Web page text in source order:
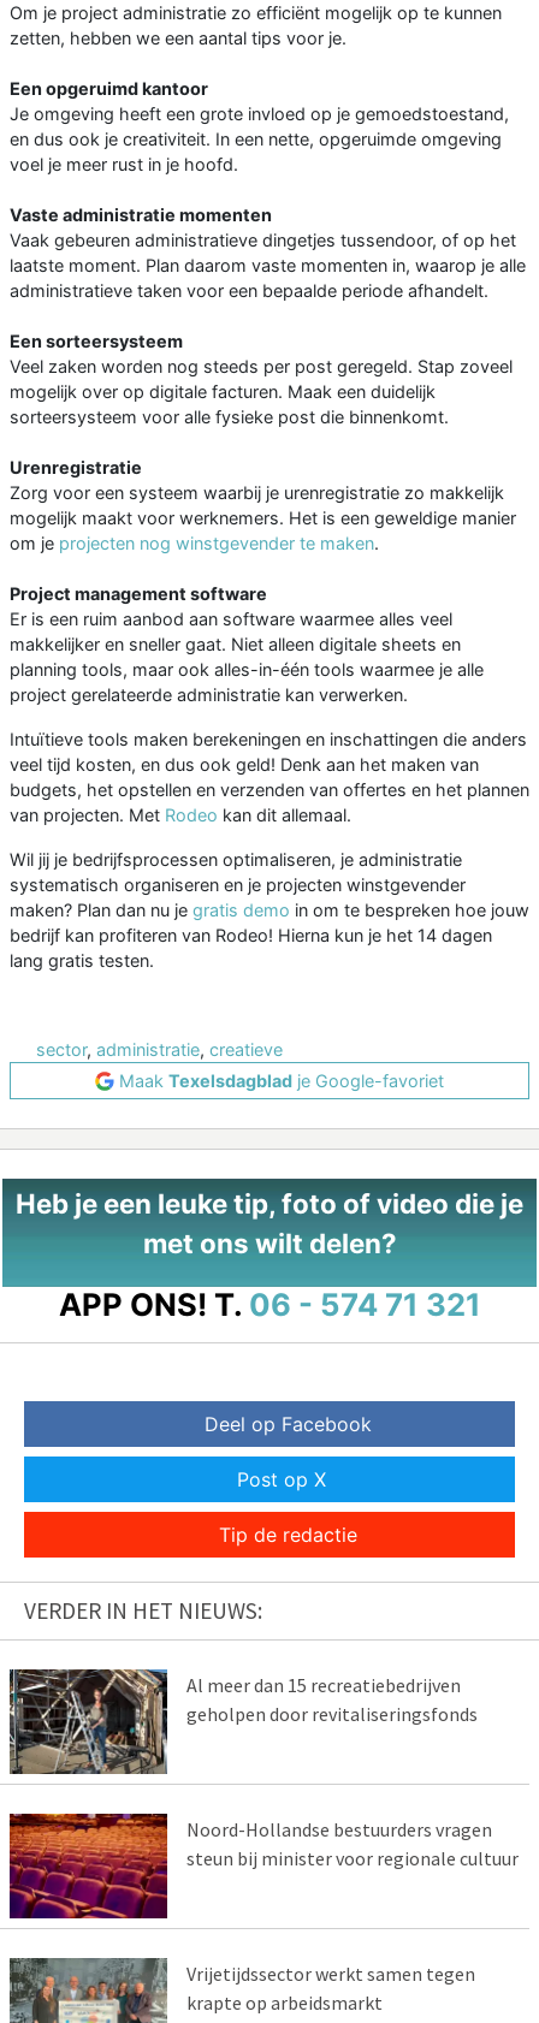
Om je project administratie zo efficiënt mogelijk op te kunnen
zetten, hebben we een aantal tips voor je.
Een opgeruimd kantoor
Je omgeving heeft een grote invloed op je gemoedstoestand,
en dus ook je creativiteit. In een nette, opgeruimde omgeving
voel je meer rust in je hoofd.
Vaste administratie momenten
Vaak gebeuren administratieve dingetjes tussendoor, of op het
laatste moment. Plan daarom vaste momenten in, waarop je alle
administratieve taken voor een bepaalde periode afhandelt.
Een sorteersysteem
Veel zaken worden nog steeds per post geregeld. Stap zoveel
mogelijk over op digitale facturen. Maak een duidelijk
sorteersysteem voor alle fysieke post die binnenkomt.
Urenregistratie
Zorg voor een systeem waarbij je urenregistratie zo makkelijk
mogelijk maakt voor werknemers. Het is een geweldige manier
om je projecten nog winstgevender te maken.
Project management software
Er is een ruim aanbod aan software waarmee alles veel
makkelijker en sneller gaat. Niet alleen digitale sheets en
planning tools, maar ook alles-in-één tools waarmee je alle
project gerelateerde administratie kan verwerken.
Intuïtieve tools maken berekeningen en inschattingen die anders
veel tijd kosten, en dus ook geld! Denk aan het maken van
budgets, het opstellen en verzenden van offertes en het plannen
van projecten. Met Rodeo kan dit allemaal.
Wil jij je bedrijfsprocessen optimaliseren, je administratie
systematisch organiseren en je projecten winstgevender
maken? Plan dan nu je gratis demo in om te bespreken hoe jouw
bedrijf kan profiteren van Rodeo! Hierna kun je het 14 dagen
lang gratis testen.
sector, administratie, creatieve
Maak Texelsdagblad je Google-favoriet
Heb je een leuke tip, foto of video die je
met ons wilt delen?
APP ONS! T. 06 - 574 71 321
Deel op Facebook
Post op X
Tip de redactie
VERDER IN HET NIEUWS:
Al meer dan 15 recreatiebedrijven
geholpen door revitaliseringsfonds
Noord-Hollandse bestuurders vragen
steun bij minister voor regionale cultuur
Vrijetijdssector werkt samen tegen
krapte op arbeidsmarkt